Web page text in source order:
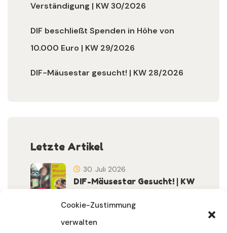
Cookie-Zustimmung
verwalten
Verständigung | KW 30/2026
DIF beschließt Spenden in Höhe von
10.000 Euro | KW 29/2026
DIF-Mäusestar gesucht! | KW 28/2026
Letzte Artikel
DIF-Mäusestar Gesucht! | KW
30. Juli 2026
30. Juli 2026